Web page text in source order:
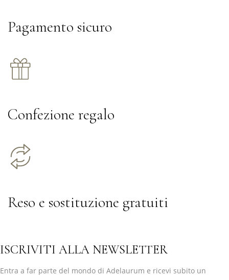
Pagamento sicuro
Confezione regalo
Reso e sostituzione gratuiti
ISCRIVITI ALLA NEWSLETTER
Entra a far parte del mondo di Adelaurum e ricevi subito un